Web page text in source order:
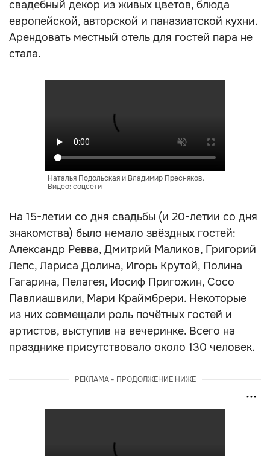
свадебный декор из живых цветов, блюда
европейской, авторской и паназиатской кухни.
Арендовать местный отель для гостей пара не
стала.
Наталья Подольская и Владимир Пресняков.
Видео: соцсети
На 15-летии со дня свадьбы (и 20-летии со дня
знакомства) было немало звёздных гостей:
Александр Ревва, Дмитрий Маликов, Григорий
Лепс, Лариса Долина, Игорь Крутой, Полина
Гагарина, Пелагея, Иосиф Пригожин, Сосо
Павлиашвили, Мари Краймбрери. Некоторые
из них совмещали роль почётных гостей и
артистов, выступив на вечеринке. Всего на
празднике присутствовало около 130 человек.
РЕКЛАМА - ПРОДОЛЖЕНИЕ НИЖЕ